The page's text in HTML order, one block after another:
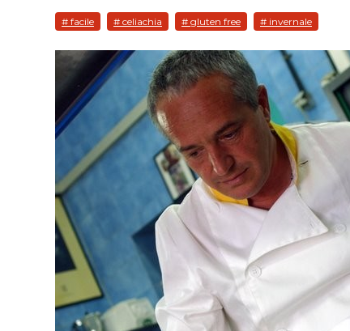
# facile # celiachia # gluten free # invernale